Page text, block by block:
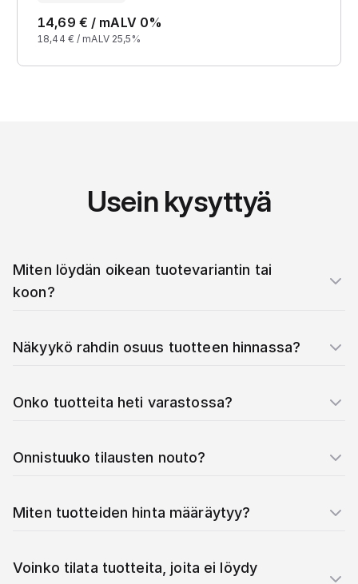
14,69 € / mALV 0%
18,44 € / mALV 25,5%
Usein kysyttyä
Miten löydän oikean tuotevariantin tai
koon?
Näkyykö rahdin osuus tuotteen hinnassa?
Onko tuotteita heti varastossa?
Onnistuuko tilausten nouto?
Miten tuotteiden hinta määräytyy?
Voinko tilata tuotteita, joita ei löydy